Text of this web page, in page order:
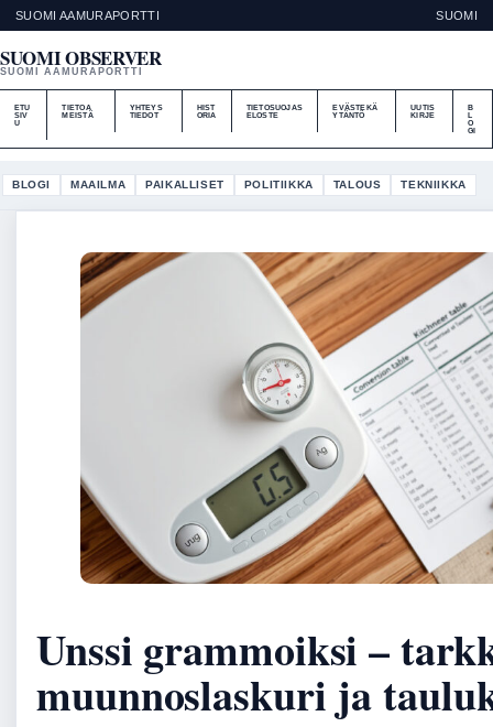
SUOMI AAMURAPORTTI SUOMI
SUOMI OBSERVER
SUOMI AAMURAPORTTI
ETU
SIV
U
TIETOA
MEISTÄ
YHTEYS
TIEDOT
HIST
ORIA
TIETOSUOJAS
ELOSTE
EVÄSTEKÄ
YTÄNTÖ
UUTIS
KIRJE
B
O
GI
BLOGI MAAILMA PAIKALLISET POLITIIKKA TALOUS TEKNIIKKA
Unssi grammoiksi –
muunnoslaskuri ja